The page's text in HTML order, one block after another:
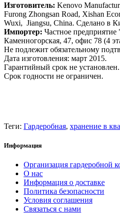
Изготовитель: Kenovo
Furong Zhongsan Road, Xishan
Wuxi, Jiangsu, China. Сделано в
Импортер: Частное
Каменногорская, 47, офис 78 (4
Не подлежит обязательному
Дата изготовления: март 2015.
Гарантийный срок не установлен.
Срок годности не ограничен.
Теги: Гардеробная, хранение в
Информация
Организация гардеробной
О нас
Информация о доставке
Политика безопасности
Условия соглашения
Связаться с нами